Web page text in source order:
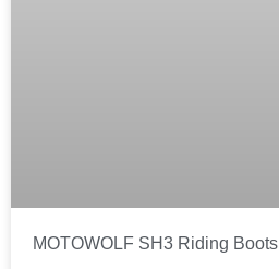
MOTOWOLF SH3 Riding Boots